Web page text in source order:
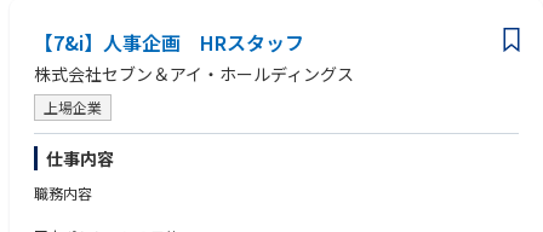
・社内経理部門、会計監査法人、税務コンサル等との調整
・海外事業部門の予算・決算業務
・経営管理資料作成（経営会議向け） その他
②
・海外駐在員に関する各種人事規定、制度の企画立案、改定
・海外駐在員の労務管理、ビザ手続き、保険手続き
・海外事業に関する各種契約管理、規定管理 等
【7&i】人事企画 HRスタッフ
株式会社セブン＆アイ・ホールディングス
上場企業
仕事内容
職務内容